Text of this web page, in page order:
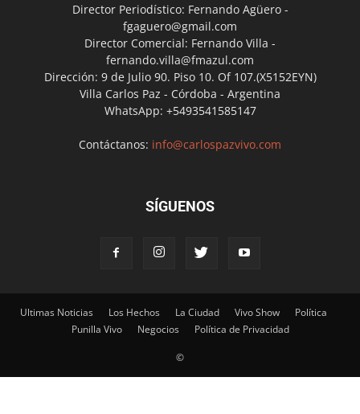
Director Periodístico: Fernando Agüero -
fgaguero@gmail.com
Director Comercial: Fernando Villa -
fernando.villa@fmazul.com
Dirección: 9 de Julio 90. Piso 10. Of 107.(X5152EYN)
Villa Carlos Paz - Córdoba - Argentina
WhatsApp: +5493541585147
Contáctanos: info@carlospazvivo.com
SÍGUENOS
Ultimas Noticias Los Hechos La Ciudad Vivo Show
Política
Punilla Vivo
Negocios Política de Privacidad
©